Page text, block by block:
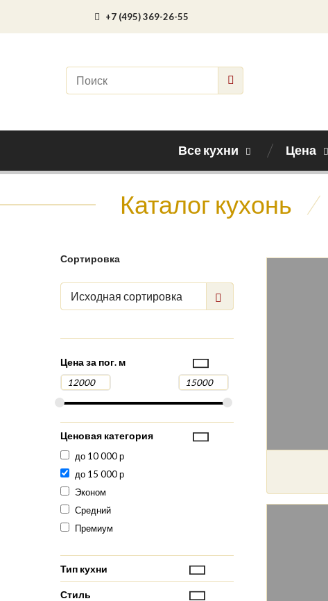
+7 (495) 369-26-55
Все кухни Цена
Каталог кухонь /
Сортировка
Исходная сортировка
Цена за пог. м
Ценовая категория
до 10 000 р
до 15 000 р
Эконом
Средний
Премиум
Тип кухни
Стиль